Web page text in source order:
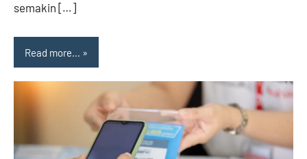
semakin […]
Read more...